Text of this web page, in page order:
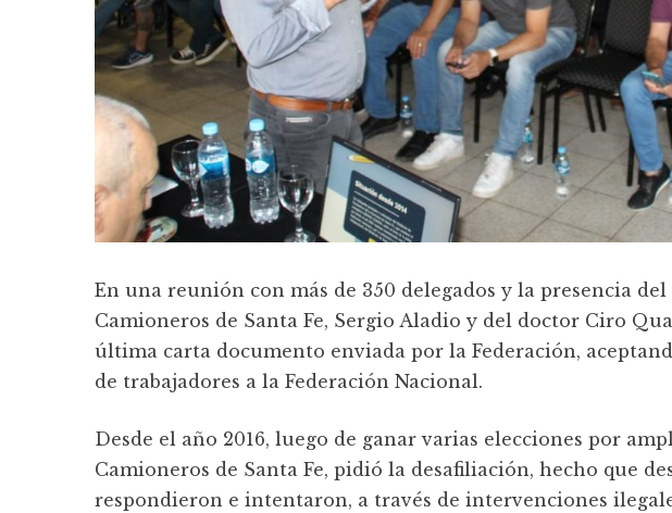
En una reunión con más de 350 delegados y la presencia
Camioneros de Santa Fe, Sergio Aladio y del doctor Ciro
última carta documento enviada por la Federación,
de trabajadores a la Federación Nacional.
Desde el año 2016, luego de ganar varias elecciones por
Camioneros de Santa Fe, pidió la desafiliación, hecho que
respondieron e intentaron, a través de intervenciones